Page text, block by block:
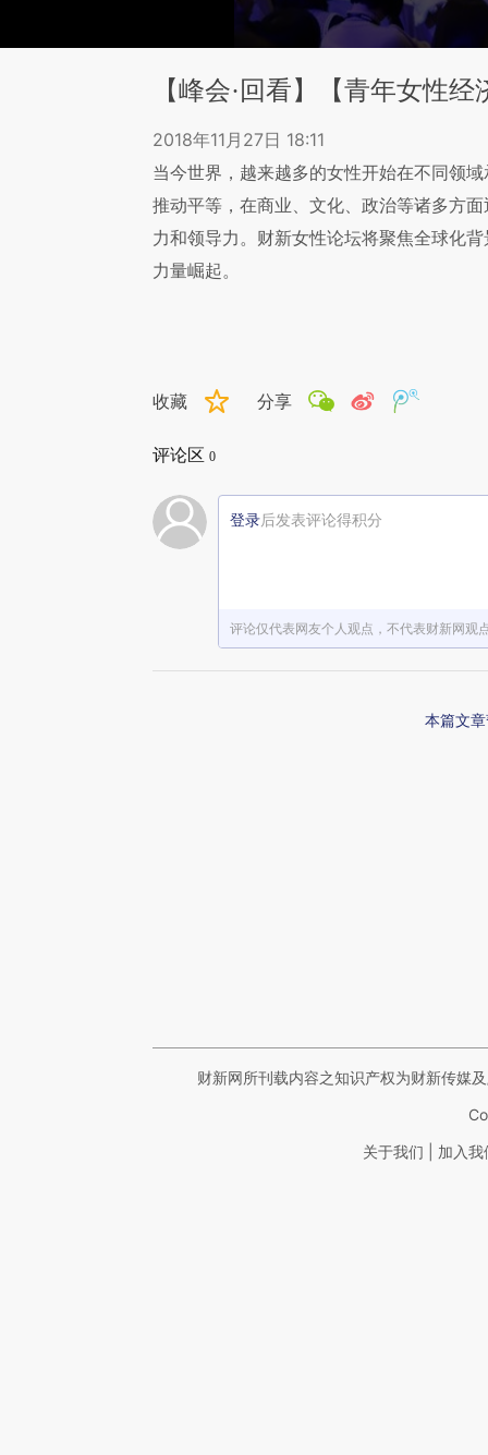
【峰会·回看】【青年女性
2018年11月27日 18:11
当今世界，越来越多的女性开始在不同领
推动平等，在商业、文化、政治等诸多方
力和领导力。财新女性论坛将聚焦全球化
力量崛起。
收藏 分享
评论区 0
登录后发表评论得积分
评论仅代表网友个人观点，不代表财新网观
本篇文
财新网所刊载内容之知识产权为财新传媒
关于我们 加入我